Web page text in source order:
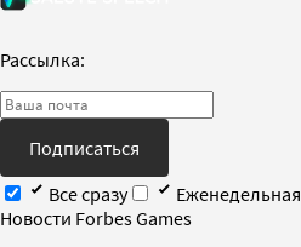
Рассылка:
Подписаться
Все сразу
Еженедельная
Новости Forbes Games